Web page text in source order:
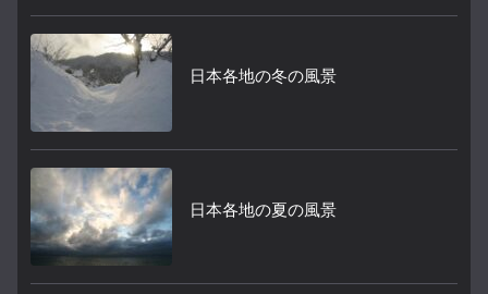
日本各地の冬の風景
日本各地の夏の風景